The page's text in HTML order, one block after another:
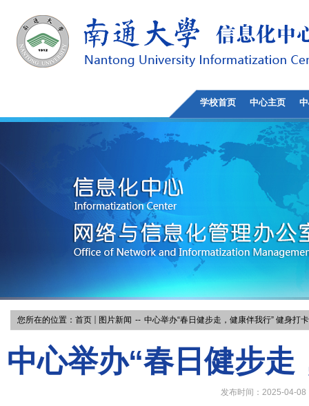
学校首页 中心主页
您所在的位置： 首页 图片新闻 -- 中心举办“春日健步走，健康伴我行” 健身打
中心举办“春日健步
发布时间：2025-04-08